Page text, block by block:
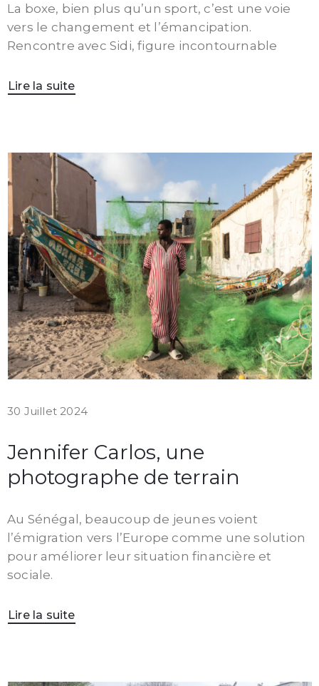
La boxe, bien plus qu’un sport, c’est une voie
vers le changement et l’émancipation.
Rencontre avec Sidi, figure incontournable
Lire la suite
30 Juillet 2024
Jennifer Carlos, une
photographe de terrain
Au Sénégal, beaucoup de jeunes voient
l’émigration vers l’Europe comme une solution
pour améliorer leur situation financière et
sociale.
Lire la suite